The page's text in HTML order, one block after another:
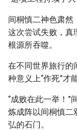
间桐慎二神色肃然
这次尝试失败，真
根源所吞噬。
在不同世界旅行的
种意义上“作死”才
“成败在此一举！”
炼成阵以间桐慎二
弘的石门。